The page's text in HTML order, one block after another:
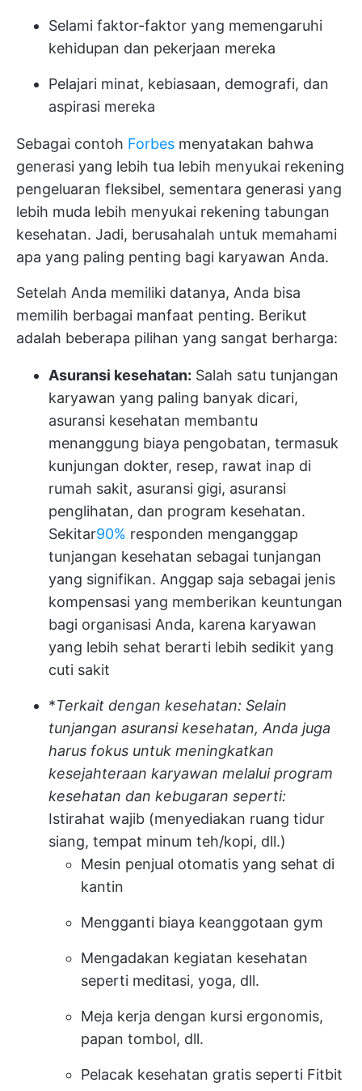
Selami faktor-faktor yang memengaruhi
kehidupan dan pekerjaan mereka
Pelajari minat, kebiasaan, demografi, dan
aspirasi mereka
Sebagai contoh Forbes menyatakan bahwa
generasi yang lebih tua lebih menyukai rekening
pengeluaran fleksibel, sementara generasi yang
lebih muda lebih menyukai rekening tabungan
kesehatan. Jadi, berusahalah untuk memahami
apa yang paling penting bagi karyawan Anda.
Setelah Anda memiliki datanya, Anda bisa
memilih berbagai manfaat penting. Berikut
adalah beberapa pilihan yang sangat berharga:
Asuransi kesehatan: Salah satu tunjangan
karyawan yang paling banyak dicari,
asuransi kesehatan membantu
menanggung biaya pengobatan, termasuk
kunjungan dokter, resep, rawat inap di
rumah sakit, asuransi gigi, asuransi
penglihatan, dan program kesehatan.
Sekitar90% responden menganggap
tunjangan kesehatan sebagai tunjangan
yang signifikan. Anggap saja sebagai jenis
kompensasi yang memberikan keuntungan
bagi organisasi Anda, karena karyawan
yang lebih sehat berarti lebih sedikit yang
cuti sakit
*Terkait dengan kesehatan: Selain
tunjangan asuransi kesehatan, Anda juga
harus fokus untuk meningkatkan
kesejahteraan karyawan melalui program
kesehatan dan kebugaran seperti:
Istirahat wajib (menyediakan ruang tidur
siang, tempat minum teh/kopi, dll.)
Mesin penjual otomatis yang sehat di
kantin
Mengganti biaya keanggotaan gym
Mengadakan kegiatan kesehatan
seperti meditasi, yoga, dll.
Meja kerja dengan kursi ergonomis,
papan tombol, dll.
Pelacak kesehatan gratis seperti Fitbit